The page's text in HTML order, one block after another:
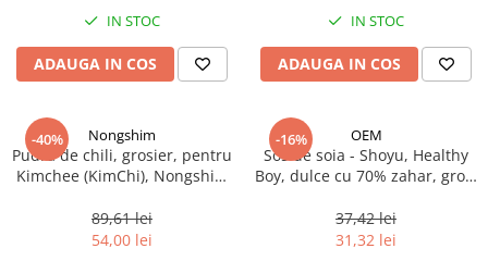
Sare speciala
Specialitati din ulei
Terine si placinte
Uleiuri speciale/presate la rece
IN STOC
ADAUGA IN COS
IN STOC
ADAUGA IN COS
-40% Nongshim
Pudra de chili, grosier, pentru
Kimchee (KimChi), Nongshim
89,61 lei
54,00 lei
-16% OEM
Sos de soia - Shoyu, Healthy
Boy, dulce cu 70% zahar, gros,
37,42 lei
31,32 lei